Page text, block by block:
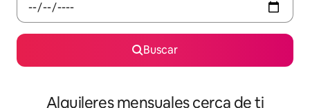
Buscar
Alquileres mensuales cerca de ti